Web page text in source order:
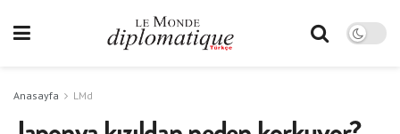
Anasayfa LMd